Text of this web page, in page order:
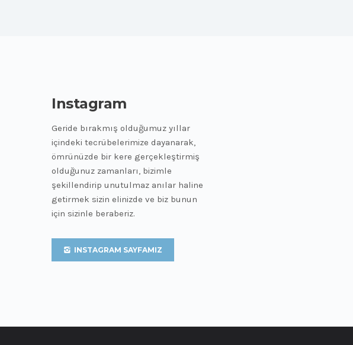
Instagram
Geride bırakmış olduğumuz yıllar
içindeki tecrübelerimize dayanarak,
ömrünüzde bir kere gerçekleştirmiş
olduğunuz zamanları, bizimle
şekillendirip unutulmaz anılar haline
getirmek sizin elinizde ve biz bunun
için sizinle beraberiz.
INSTAGRAM SAYFAMIZ